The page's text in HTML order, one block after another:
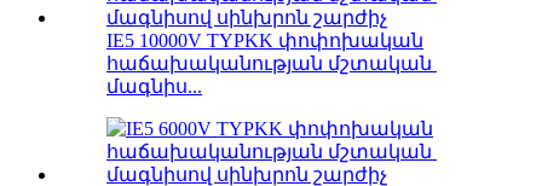
IE5 10000V TYPKK փոփոխական
հաճախականության մշտական ​​
մագնիս...